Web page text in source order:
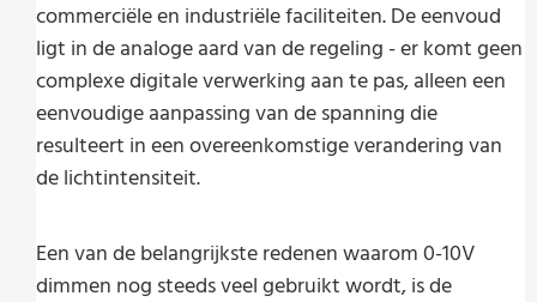
commerciële en industriële faciliteiten. De eenvoud
ligt in de analoge aard van de regeling - er komt geen
complexe digitale verwerking aan te pas, alleen een
eenvoudige aanpassing van de spanning die
resulteert in een overeenkomstige verandering van
de lichtintensiteit.
Een van de belangrijkste redenen waarom 0-10V
dimmen nog steeds veel gebruikt wordt, is de